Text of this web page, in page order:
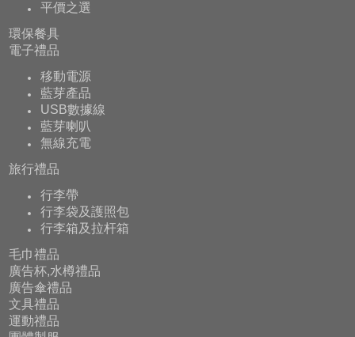
平價之選
環保餐具
電子禮品
移動電源
藍芽產品
USB數據線
藍芽喇叭
無線充電
旅行禮品
行李帶
行李袋及護照包
行李箱及拉杆箱
毛巾禮品
廣告杯,水樽禮品
廣告傘禮品
文具禮品
運動禮品